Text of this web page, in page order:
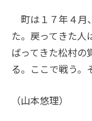
町は１７年４月
た。戻ってきた人
ばってきた松村の
る。ここで戦う。
（山本悠理）